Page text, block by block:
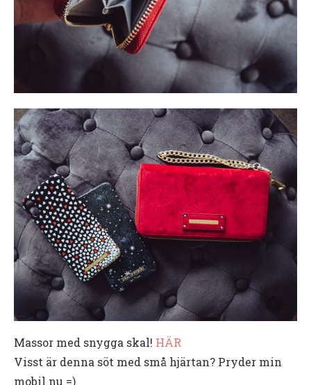
Massor med snygga skal! HÄR
Visst är denna söt med små hjärtan? Pryder min
mobil nu =)